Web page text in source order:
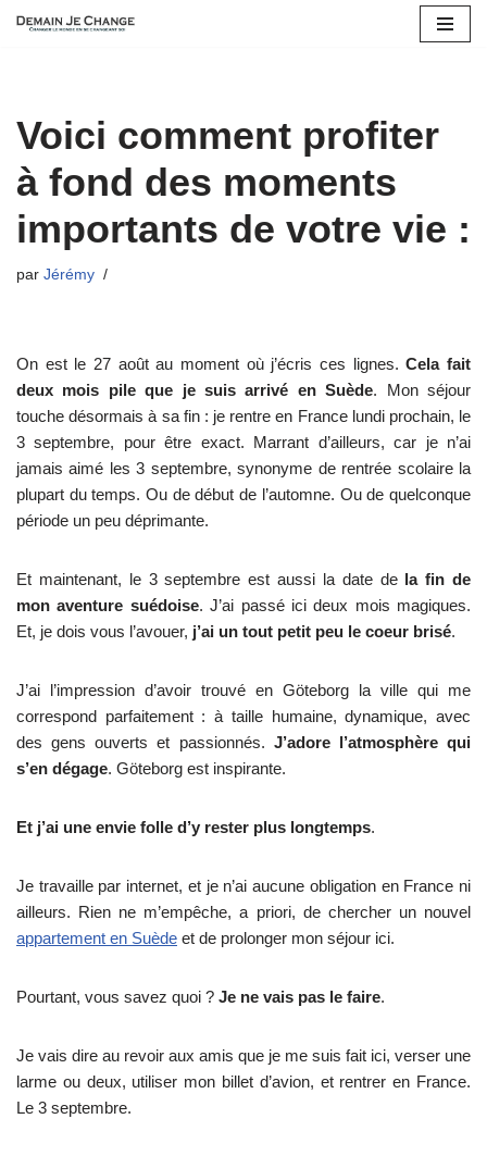
Voici comment profiter
à fond des moments
importants de votre vie :
par Jérémy
On est le 27 août au moment où j’écris ces lignes.Cela fait
deux mois pile que je suis arrivé en Suède. Mon séjour
touche désormais à sa fin : je rentre en France lundi prochain, le
3 septembre, pour être exact. Marrant d’ailleurs, car je n’ai
jamais aimé les 3 septembre, synonyme de rentrée scolaire la
plupart du temps. Ou de début de l’automne. Ou de quelconque
période un peu déprimante.
Et maintenant, le 3 septembre est aussi la date dela fin de
mon aventure suédoise. J’ai passé ici deux mois magiques.
Et, je dois vous l’avouer, j’ai un tout petit peu le coeur brisé.
J’ai l’impression d’avoir trouvé en Göteborg la ville qui me
correspond parfaitement : à taille humaine, dynamique, avec
des gens ouverts et passionnés. J’adore l’atmosphère qui
s’en dégage. Göteborg est inspirante.
Et j’ai une envie folle d’y rester plus longtemps.
Je travaille par internet, et je n’ai aucune obligation en France ni
ailleurs. Rien ne m’empêche, a priori, de chercher un nouvel
appartement en Suède et de prolonger mon séjour ici.
Pourtant, vous savez quoi ? Je ne vais pas le faire.
Je vais dire au revoir aux amis que je me suis fait ici, verser une
larme ou deux, utiliser mon billet d’avion, et rentrer en France.
Le 3 septembre.